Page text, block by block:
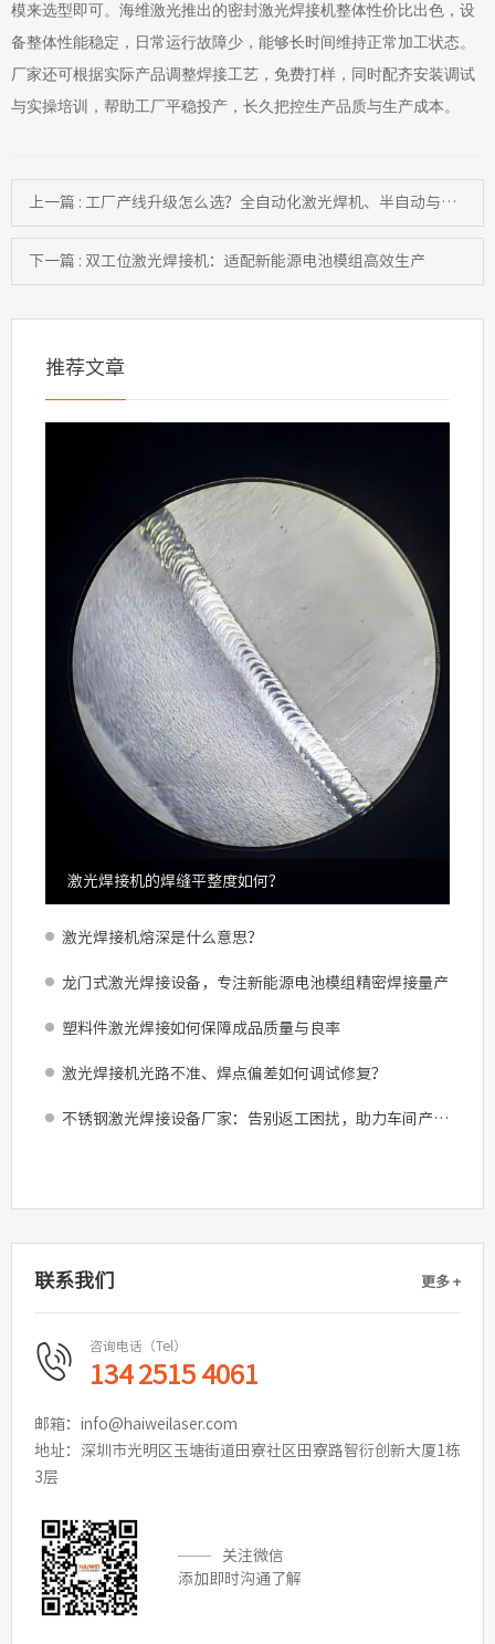
模来选型即可。海维激光推出的密封激光焊接机整体性价比出色，设
备整体性能稳定，日常运行故障少，能够长时间维持正常加工状态。
厂家还可根据实际产品调整焊接工艺，免费打样，同时配齐安装调试
与实操培训，帮助工厂平稳投产，长久把控生产品质与生产成本。
上一篇 : 工厂产线升级怎么选？全自动化激光焊机、半自动与手持式深度对比
下一篇 : 双工位激光焊接机：适配新能源电池模组高效生产
推荐文章
激光焊接机的焊缝平整度如何？
激光焊接机熔深是什么意思？
龙门式激光焊接设备，专注新能源电池模组精密焊接量产
塑料件激光焊接如何保障成品质量与良率
激光焊接机光路不准、焊点偏差如何调试修复？
不锈钢激光焊接设备厂家：告别返工困扰，助力车间产能跃升
联系我们 更多 +
咨询电话（Tel）
134 2515 4061
邮箱：info@haiweilaser.com
地址：深圳市光明区玉塘街道田寮社区田寮路智衍创新大厦1栋
3层
关注微信
添加即时沟通了解